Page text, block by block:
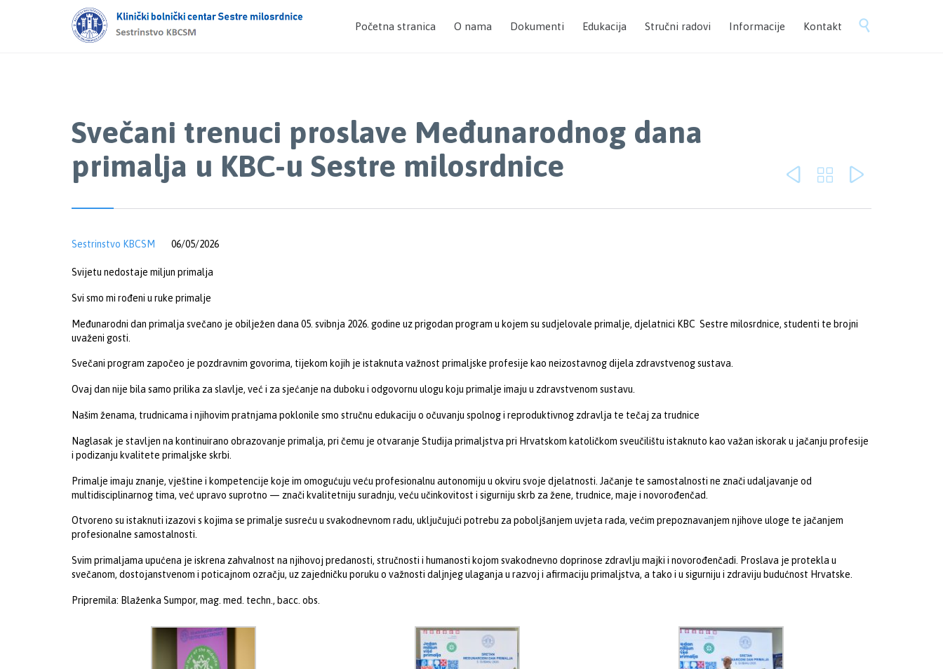
Skip
Početna stranica O nama Dokumenti Edukacija Stručni radovi Informacije Kontakt 
Svečani trenuci proslave Međunarodnog dana
primalja u KBC-u Sestre milosrdnice
  
Sestrinstvo KBCSM 06/05/2026
Svijetu nedostaje miljun primalja
Svi smo mi rođeni u ruke primalje
Međunarodni dan primalja svečano je obilježen dana 05. svibnja 2026. godine uz prigodan program u kojem su sudjelovale primalje, djelatnici KBC Sestre milosrdnice, studenti te brojni
uvaženi gosti.
Svečani program započeo je pozdravnim govorima, tijekom kojih je istaknuta važnost primaljske profesije kao neizostavnog dijela zdravstvenog sustava.
Ovaj dan nije bila samo prilika za slavlje, već i za sjećanje na duboku i odgovornu ulogu koju primalje imaju u zdravstvenom sustavu.
Našim ženama, trudnicama i njihovim pratnjama poklonile smo stručnu edukaciju o očuvanju spolnog i reproduktivnog zdravlja te tečaj za trudnice
Naglasak je stavljen na kontinuirano obrazovanje primalja, pri čemu je otvaranje Studija primaljstva pri Hrvatskom katoličkom sveučilištu istaknuto kao važan iskorak u jačanju profesije
i podizanju kvalitete primaljske skrbi.
Primalje imaju znanje, vještine i kompetencije koje im omogućuju veću profesionalnu autonomiju u okviru svoje djelatnosti. Jačanje te samostalnosti ne znači udaljavanje od
multidisciplinarnog tima, već upravo suprotno — znači kvalitetniju suradnju, veću učinkovitost i sigurniju skrb za žene, trudnice, maje i novorođenčad.
Otvoreno su istaknuti izazovi s kojima se primalje susreću u svakodnevnom radu, uključujući potrebu za poboljšanjem uvjeta rada, većim prepoznavanjem njihove uloge te jačanjem
profesionalne samostalnosti.
Svim primaljama upućena je iskrena zahvalnost na njihovoj predanosti, stručnosti i humanosti kojom svakodnevno doprinose zdravlju majki i novorođenčadi. Proslava je protekla u
svečanom, dostojanstvenom i poticajnom ozračju, uz zajedničku poruku o važnosti daljnjeg ulaganja u razvoj i afirmaciju primaljstva, a tako i u sigurniju i zdraviju budućnost Hrvatske.
Pripremila: Blaženka Sumpor, mag. med. techn., bacc. obs.